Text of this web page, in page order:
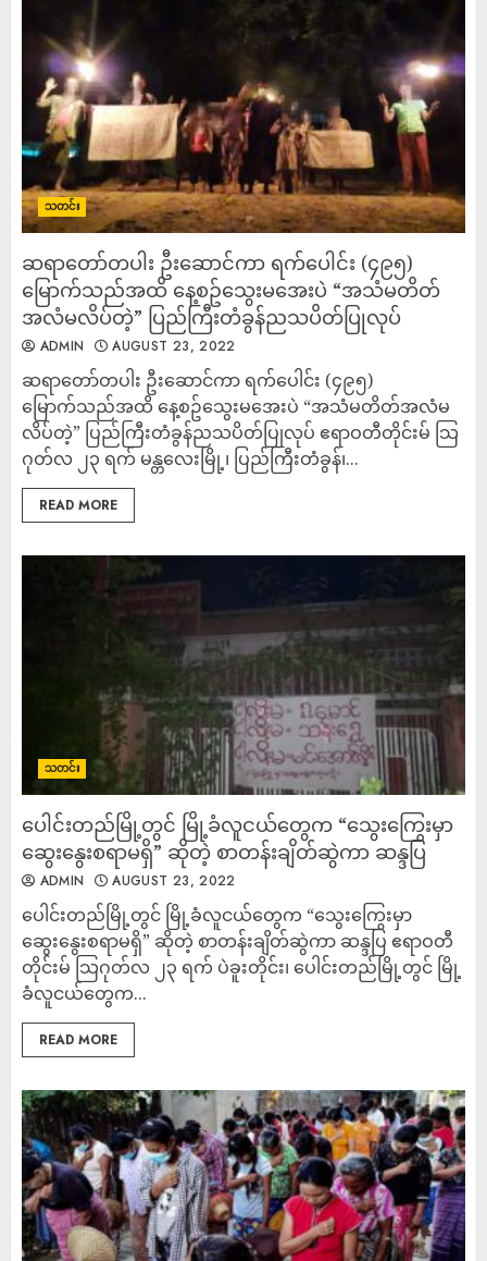
သတင်း
ဆရာတော်တပါး ဦးဆောင်ကာ ရက်ပေါင်း (၄၉၅)
မြောက်သည်အထိ နေ့စဥ်သွေးမအေးပဲ “အသံမတိတ်
အလံမလိပ်တဲ့” ပြည်ကြီးတံခွန်ညသပိတ်ပြုလုပ်
ADMIN AUGUST 23, 2022
ဆရာတော်တပါး ဦးဆောင်ကာ ရက်ပေါင်း (၄၉၅)
မြောက်သည်အထိ နေ့စဥ်သွေးမအေးပဲ “အသံမတိတ်အလံမ
လိပ်တဲ့” ပြည်ကြီးတံခွန်ညသပိတ်ပြုလုပ် ဧရာဝတီတိုင်းမ် သြ
ဂုတ်လ ၂၃ ရက် မန္တလေးမြို့၊ ပြည်ကြီးတံခွန်၊...
READ MORE
သတင်း
ပေါင်းတည်မြို့တွင် မြို့ခံလူငယ်တွေက “သွေးကြွေးမှာ
ဆွေးနွေးစရာမရှိ” ဆိုတဲ့ စာတန်းချိတ်ဆွဲကာ ဆန္ဒပြ
ADMIN AUGUST 23, 2022
ပေါင်းတည်မြို့တွင် မြို့ခံလူငယ်တွေက “သွေးကြွေးမှာ
ဆွေးနွေးစရာမရှိ” ဆိုတဲ့ စာတန်းချိတ်ဆွဲကာ ဆန္ဒပြ ဧရာဝတီ
တိုင်းမ် သြဂုတ်လ ၂၃ ရက် ပဲခူးတိုင်း၊ ပေါင်းတည်မြို့တွင် မြို့
ခံလူငယ်တွေက...
READ MORE